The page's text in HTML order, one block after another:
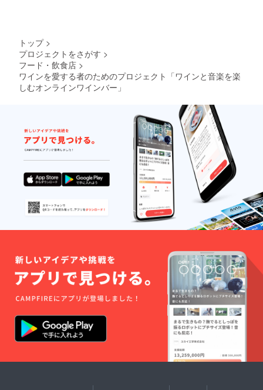
トップ >
プロジェクトをさがす >
フード・飲食店 >
ワインを愛する者のためのプロジェクト「ワインと音楽を楽
しむオンラインワインバー」